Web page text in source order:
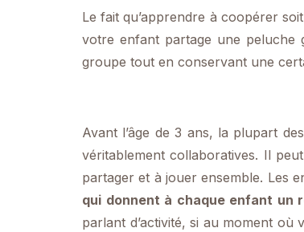
Le fait qu’apprendre à coopérer
votre enfant partage une peluche
groupe tout en conservant une
Avant l’âge de 3 ans, la plupart
véritablement collaboratives. Il
partager et à jouer ensemble. Les
qui donnent à chaque enfant un
parlant d’activité, si au moment